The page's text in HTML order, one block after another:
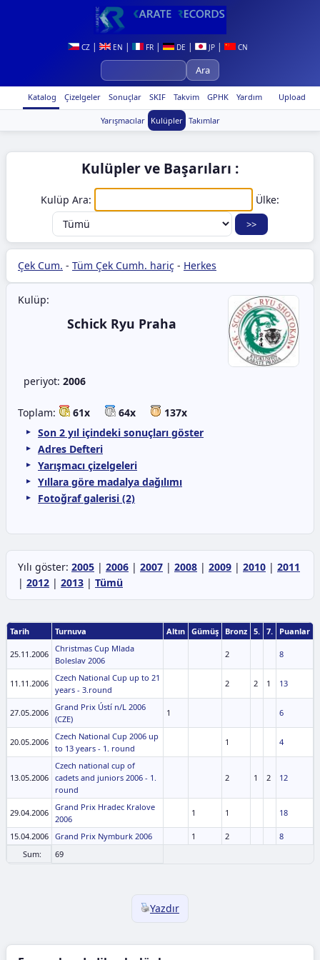
CZ | EN | FR | DE | JP | CN
Upload
Katalog Çizelgeler Sonuçlar SKIF Takvim GPHK Yardım
Yarışmacılar Kulüpler Takımlar
Kulüpler ve Başarıları :
Kulüp Ara: Ülke:
Çek Cum. - Tüm Çek Cumh. hariç - Herkes
Kulüp:
Schick Ryu Praha
periyot: 2006
Toplam: 61x 64x
137x
Son 2 yıl içindeki sonuçları göster
Adres Defteri
Yarışmacı çizelgeleri
Yıllara göre madalya dağılımı
Fotoğraf galerisi (2)
Yılı göster: 2005 | 2006 | 2007 | 2008 | 2009 | 2010 | 2011
| 2012 | 2013 | Tümü
Tarih Turnuva Altın Gümüş Bronz 5. 7. Puanlar
25.11.2006
Christmas Cup Mlada
Boleslav 2006
2 8
11.11.2006
Czech National Cup up to 21
years - 3.round
2 2 1 13
27.05.2006
Grand Prix Ústí n/L 2006
(CZE)
1 6
20.05.2006
Czech National Cup 2006 up
to 13 years - 1. round
1 4
13.05.2006
Czech national cup of
cadets and juniors 2006 - 1.
round
2 1 2 12
29.04.2006
Grand Prix Hradec Kralove
2006
1 1 18
15.04.2006 Grand Prix Nymburk 2006 1 2
8
Sum:
69
Yazdır